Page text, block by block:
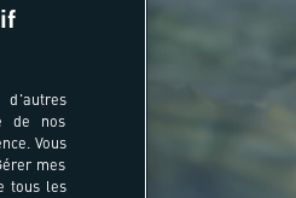
d'autres
de nos
Vous
mes
tous les